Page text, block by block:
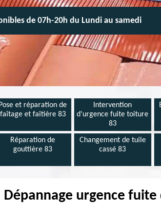
de 07h-20h du Lundi au samedi
Pose et réparation de
faîtage et faîtière 83
Intervention
d'urgence fuite toiture
83
Réparation de
gouttière 83
Changement de tuile
cassé 83
Dépannage urgence